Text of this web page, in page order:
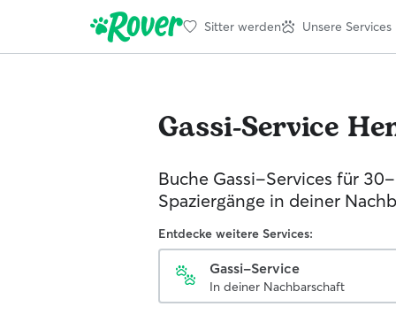
Sitter werden Unsere Services
Gassi-Service
Buche Gassi-Services für
Spaziergänge in deiner
Entdecke weitere Services:
Gassi-Service
In deiner Nachbarschaft